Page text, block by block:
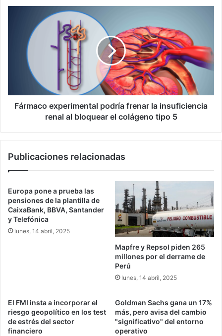
experimental
insuficiencia
bloquear
Fármaco experimental podría frenar la insuficiencia
renal al bloquear el colágeno tipo 5
Publicaciones relacionadas
Europa pone a prueba las
pensiones de la plantilla de
CaixaBank, BBVA, Santander
y Telefónica
lunes, 14 abril, 2025
Mapfre y Repsol piden 265
millones por el derrame de
Perú
lunes, 14 abril, 2025
El FMI insta a incorporar el
riesgo geopolítico en los test
de estrés del sector
financiero
Goldman Sachs gana un 17%
más, pero avisa del cambio
"significativo" del entorno
operativo